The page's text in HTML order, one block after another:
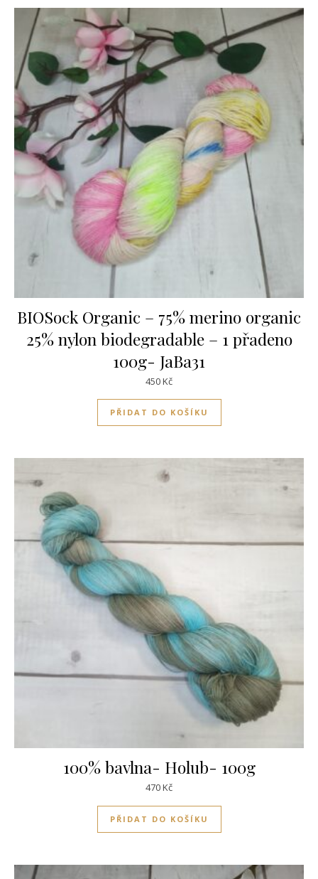
BIOSock Organic – 75% merino organic
25% nylon biodegradable – 1 přadeno
100g- JaBa31
450Kč
PŘIDAT DO KOŠÍKU
100% bavlna- Holub- 100g
470Kč
PŘIDAT DO KOŠÍKU